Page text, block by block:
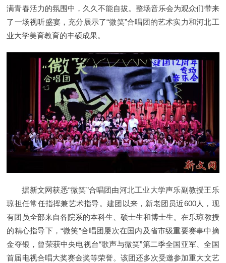
满青春活力的氛围中，久久不能自拔。整场音乐会为观众们带来
了一场视听盛宴，充分展示了“微笑”合唱团的艺术实力和河北工
业大学美育教育的丰硕成果。
据新文网获悉“微笑”合唱团由河北工业大学声乐副教授王乐
琼担任常任指挥兼艺术指导。建团以来，新老团员近600人，现
有团员全部来自各院系的本科生、硕士生和博士生。在乐琼教授
的精心指导下，“微笑”合唱团屡次在国内及省市级重要赛事中摘
金夺银，曾荣获中央电视台“歌声与微笑”第二季全国亚军、全国
首届电视合唱大奖赛金奖等荣誉。该团还多次受邀参加重大文艺